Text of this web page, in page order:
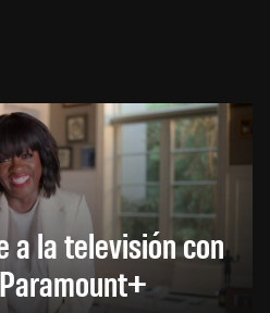
a la televisión con